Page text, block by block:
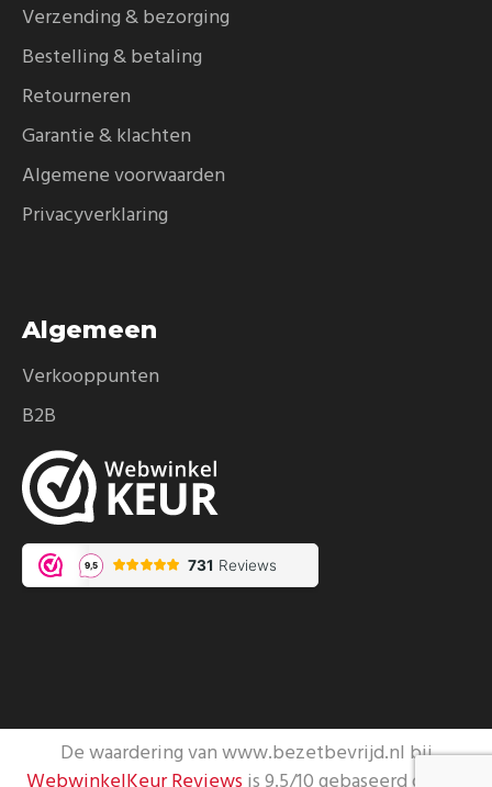
Verzending & bezorging
Bestelling & betaling
Retourneren
Garantie & klachten
Algemene voorwaarden
Privacyverklaring
Algemeen
Verkooppunten
B2B
De waardering van www.bezetbevrijd.nl bij